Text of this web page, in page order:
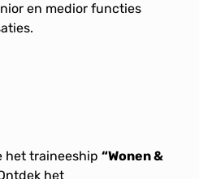
en medior functies
het traineeship “Wonen &
het